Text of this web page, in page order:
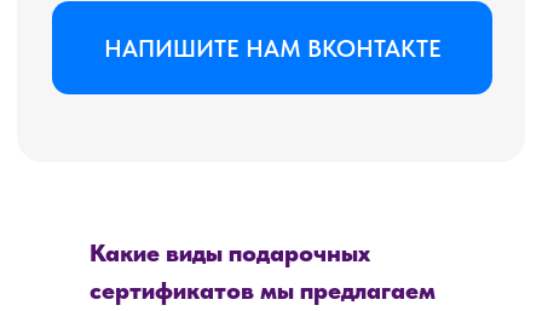
Какие виды подарочных
сертификатов мы предлагаем